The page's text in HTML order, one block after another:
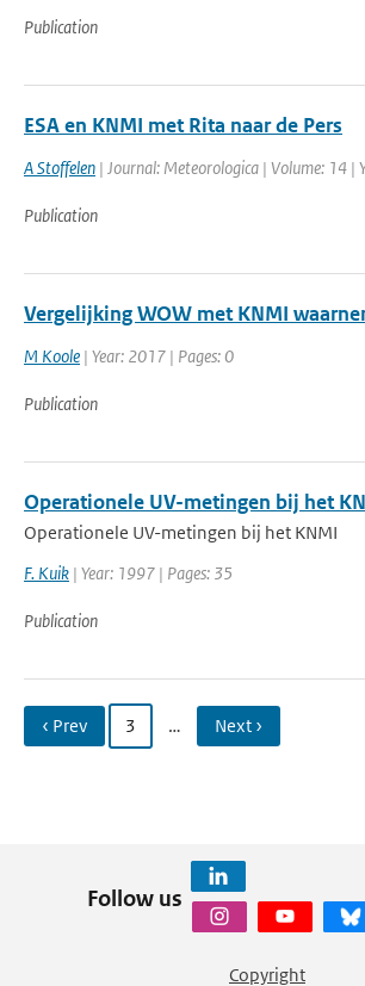
Publication
ESA en KNMI met Rita naar de Pers
A Stoffelen | Journal: Meteorologica | Volume: 14 |
Publication
Vergelijking WOW met KNMI
M Koole | Year: 2017 | Pages: 0
Publication
Operationele UV-metingen bij het
Operationele UV-metingen bij het KNMI
F. Kuik | Year: 1997 | Pages: 35
Publication
‹ Prev 3 … Next ›
Follow us
Copyright